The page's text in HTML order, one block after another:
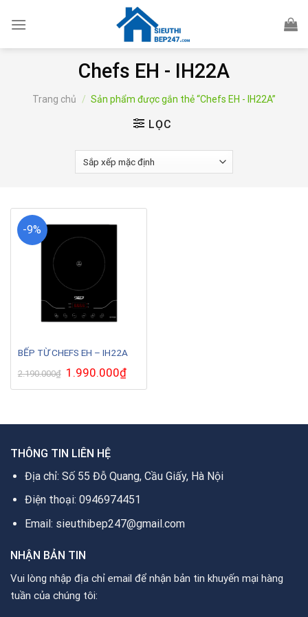
Chefs EH - IH22A
Trang chủ / Sản phẩm được gắn thẻ “Chefs EH - IH22A”
LỌC
-9%
BẾP TỪ CHEFS EH – IH22A
2.190.000₫ Giá
gốc
là:
1.990.000₫Giá
hiện
tại
THÔNG TIN LIÊN HỆ
Địa chỉ: Số 55 Đỗ Quang, Cầu Giấy, Hà Nội
Điện thoại: 0946974451
Email: sieuthibep247@gmail.com
NHẬN BẢN TIN
Vui lòng nhập địa chỉ email để nhận bản tin khuyến mại hàng
tuần của chúng tôi: